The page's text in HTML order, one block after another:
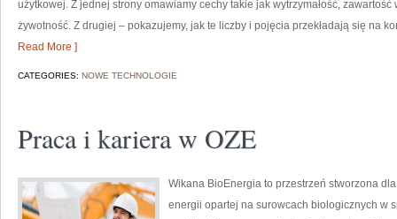
użytkowej. Z jednej strony omawiamy cechy takie jak wytrzymałość,
żywotność. Z drugiej – pokazujemy, jak te liczby i pojęcia przekładają się na
Read More ]
CATEGORIES: NOWE TECHNOLOGIE
Praca i kariera w OZE
Wikana BioEnergia to przestrzeń stworzona
energii opartej na surowcach biologicznych w